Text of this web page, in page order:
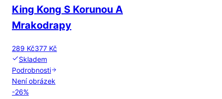
King Kong S Korunou A
Mrakodrapy
289 Kč377 Kč
Skladem
Podrobnosti
Není obrázek
-26%